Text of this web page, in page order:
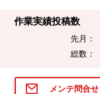
作業実績投稿数
先月：
総数：
メンテ問合せ